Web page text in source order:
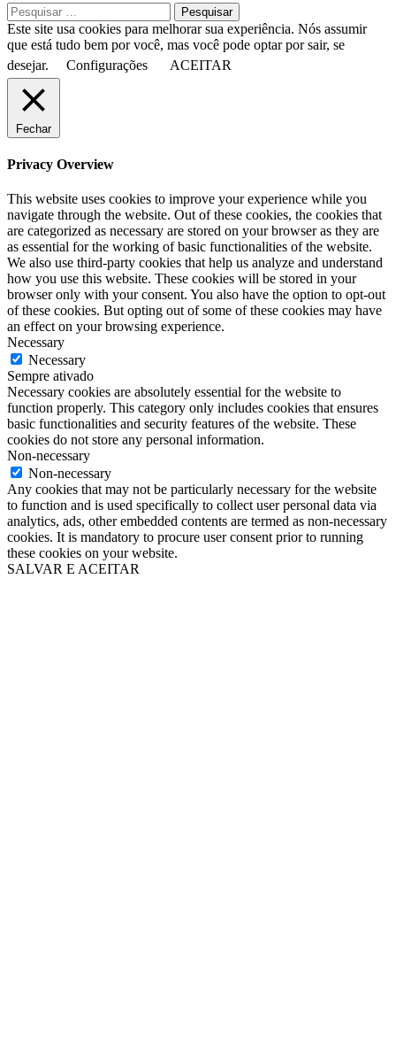
Pesquisar
por:
Este site usa cookies para melhorar sua experiência. Nós assumir
que está tudo bem por você, mas você pode optar por sair, se
desejar.
Configurações ACEITAR
Fechar
Privacy Overview
This website uses cookies to improve your experience while you
navigate through the website. Out of these cookies, the cookies that
are categorized as necessary are stored on your browser as they are
as essential for the working of basic functionalities of the website.
We also use third-party cookies that help us analyze and understand
how you use this website. These cookies will be stored in your
browser only with your consent. You also have the option to opt-out
of these cookies. But opting out of some of these cookies may have
an effect on your browsing experience.
Necessary
Necessary
Sempre ativado
Necessary cookies are absolutely essential for the website to
function properly. This category only includes cookies that ensures
basic functionalities and security features of the website. These
cookies do not store any personal information.
Non-necessary
Non-necessary
Any cookies that may not be particularly necessary for the website
to function and is used specifically to collect user personal data via
analytics, ads, other embedded contents are termed as non-necessary
cookies. It is mandatory to procure user consent prior to running
these cookies on your website.
SALVAR E ACEITAR